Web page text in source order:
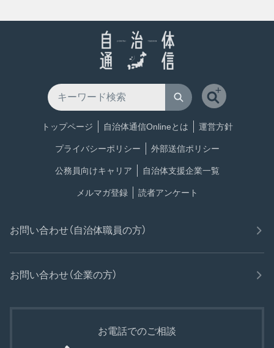
トップページ 自治体通信Onlineとは 運営方針
プライバシーポリシー 外部送信ポリシー
公務員向けキャリア 自治体支援企業一覧
メルマガ登録 読者アンケート
お問い合わせ（自治体職員の方）
お問い合わせ（企業の方）
お電話でのご相談